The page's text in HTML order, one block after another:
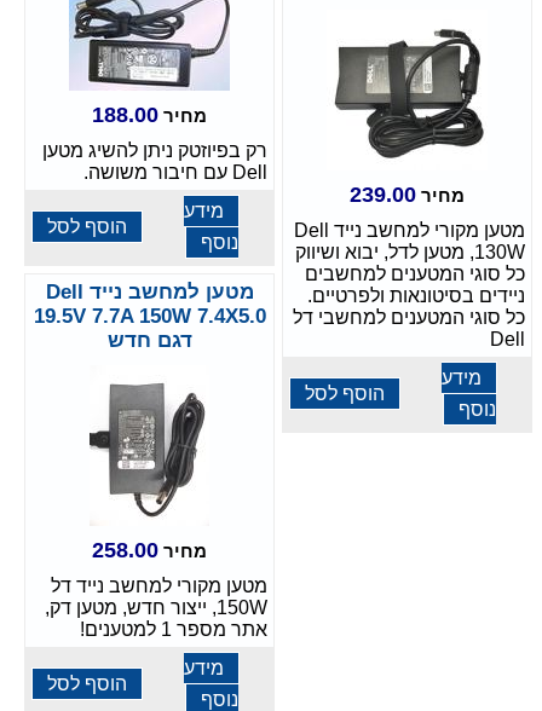
מחיר 239.00
מטען מקורי למחשב נייד Dell
130W, מטען לדל, יבוא ושיווק
כל סוגי המטענים למחשבים
ניידים בסיטונאות ולפרטיים.
כל סוגי המטענים למחשבי דל
Dell
מידע
נוסף
הוסף לסל
מחיר 188.00
רק בפיוזטק ניתן להשיג מטען
Dell עם חיבור משושה.
מידע
נוסף
הוסף לסל
מטען למחשב נייד Dell
19.5V 7.7A 150W 7.4X5.0
דגם חדש
מחיר 258.00
מטען מקורי למחשב נייד דל
150W, ייצור חדש, מטען דק,
אתר מספר 1 למטענים!
מידע
נוסף
הוסף לסל